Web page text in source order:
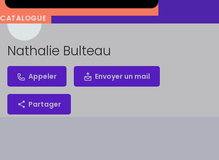
CATALOGUE
Nathalie Bulteau
Appeler Envoyer un mail
Partager